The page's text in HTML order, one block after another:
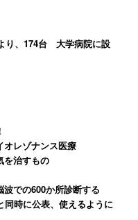
り、174台 大学病院に設
レゾナンス医療
を治すもの
での600か所診断する
時に公表、使えるように